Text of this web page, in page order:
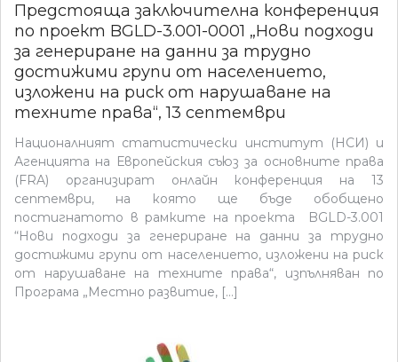
Предстояща заключителна конференция
по проект BGLD-3.001-0001 „Нови подходи
за генериране на данни за трудно
достижими групи от населението,
изложени на риск от нарушаване на
техните права“, 13 септември
Националният статистически институт (НСИ) и
Агенцията на Европейския съюз за основните права
(FRA) организират онлайн конференция на 13
септември, на която ще бъде обобщено
постигнатото в рамките на проекта BGLD-3.001
“Нови подходи за генериране на данни за трудно
достижими групи от населението, изложени на риск
от нарушаване на техните права“, изпълняван по
Програма „Местно развитие, […]